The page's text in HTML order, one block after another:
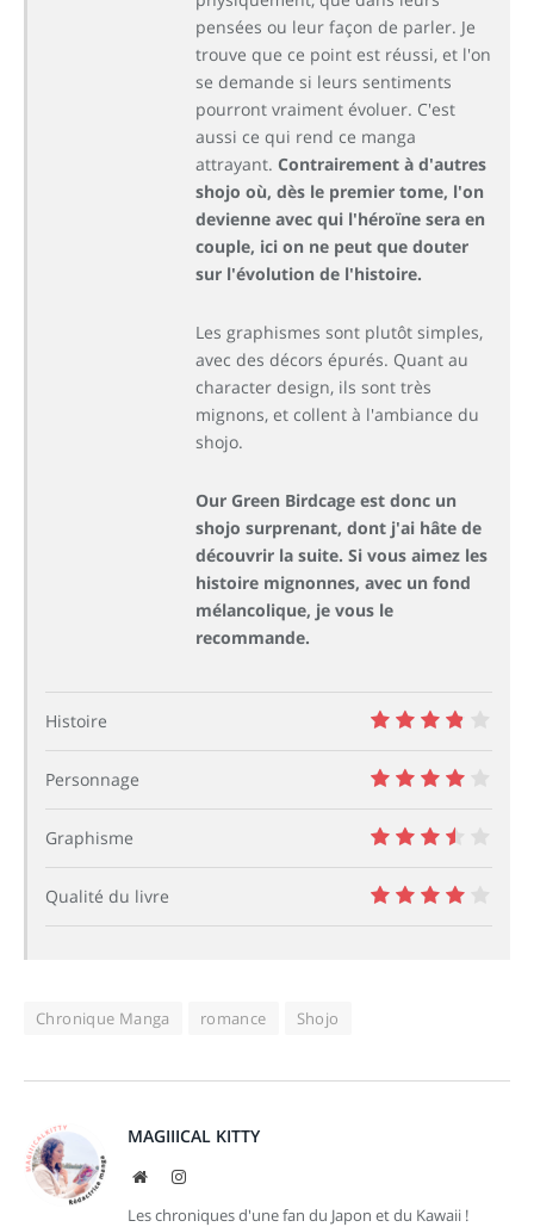
pensées ou leur façon de parler. Je
trouve que ce point est réussi, et l'on
se demande si leurs sentiments
pourront vraiment évoluer. C'est
aussi ce qui rend ce manga
attrayant. Contrairement à d'autres
shojo où, dès le premier tome, l'on
devienne avec qui l'héroïne sera en
couple, ici on ne peut que douter
sur l'évolution de l'histoire.
Les graphismes sont plutôt simples,
avec des décors épurés. Quant au
character design, ils sont très
mignons, et collent à l'ambiance du
shojo.
Our Green Birdcage est donc un
shojo surprenant, dont j'ai hâte de
découvrir la suite. Si vous aimez les
histoire mignonnes, avec un fond
mélancolique, je vous le
recommande.
Histoire
7.5
Personnage
8
Graphisme
7
Qualité du livre
8
Chronique Manga romance Shojo
MAGIIICAL KITTY
Site
Instagram
Les chroniques d'une fan du Japon et du Kawaii !